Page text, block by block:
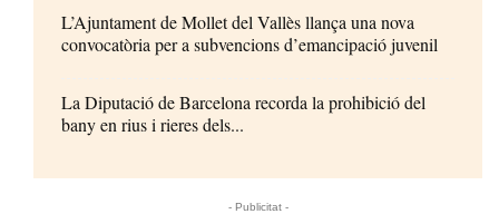
L’Ajuntament de Mollet del Vallès llança una nova
convocatòria per a subvencions d’emancipació juvenil
La Diputació de Barcelona recorda la prohibició del
bany en rius i rieres dels...
- Publicitat -